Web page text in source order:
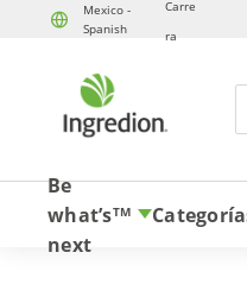
Mexico -
Spanish
Carre
ra
Be
what’s
next
TM